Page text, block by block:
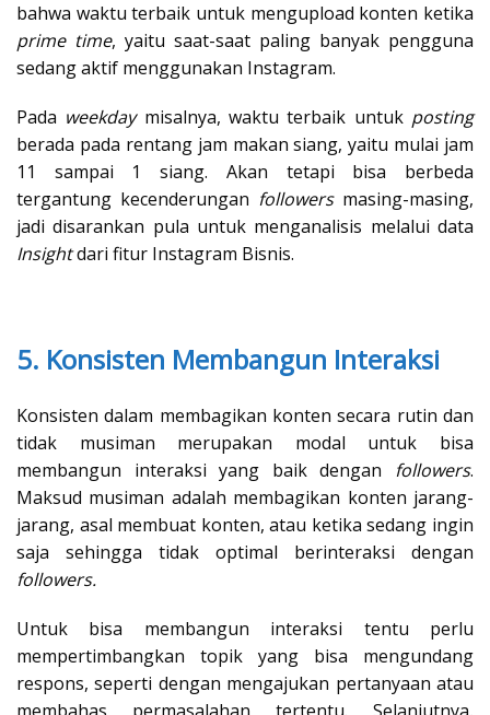
bahwa waktu terbaik untuk mengupload konten ketika
prime time, yaitu saat-saat paling banyak pengguna
sedang aktif menggunakan Instagram.
Pada weekdaymisalnya, waktu terbaik untuk posting
berada pada rentang jam makan siang, yaitu mulai jam
11 sampai 1 siang. Akan tetapi bisa berbeda
tergantung kecenderungan followersmasing-masing,
jadi disarankan pula untuk menganalisis melalui data
Insightdari fitur Instagram Bisnis.
5. Konsisten Membangun Interaksi
Konsisten dalam membagikan konten secara rutin dan
tidak musiman merupakan modal untuk bisa
membangun interaksi yang baik dengan followers.
Maksud musiman adalah membagikan konten jarang-
jarang, asal membuat konten, atau ketika sedang ingin
saja sehingga tidak optimal berinteraksi dengan
followers.
Untuk bisa membangun interaksi tentu perlu
mempertimbangkan topik yang bisa mengundang
respons, seperti dengan mengajukan pertanyaan atau